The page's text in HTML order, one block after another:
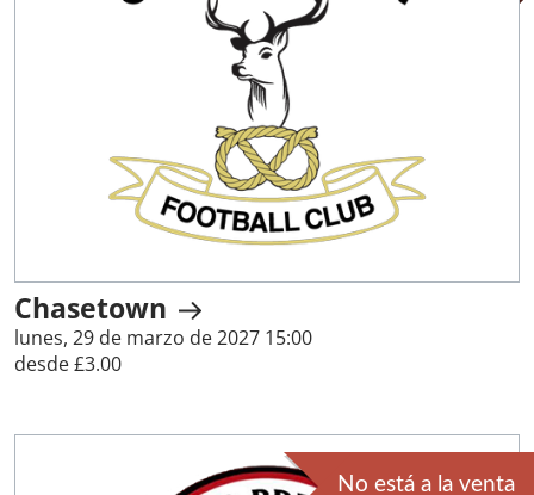
Chasetown
lunes, 29 de marzo de 2027 15:00
desde £3.00
No está a la venta